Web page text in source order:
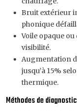
Bruit extérieur
phonique
Voile opaque
visibilité.
Augmentation
jusqu’à 15%
thermique.
Méthodes de